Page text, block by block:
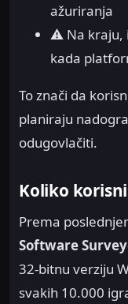
ažuriranja
⚠️ Na kraju,
kada
To znači da
planiraju
odugovlačiti.
Koliko
Prema
Software Survey
32-bitnu verziju
svakih 10.000